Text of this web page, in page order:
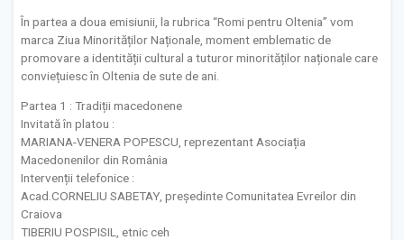
În partea a doua emisiunii, la rubrica “Romi pentru Oltenia” vom
marca Ziua Minorităților Naționale, moment emblematic de
promovare a identității cultural a tuturor minorităților naționale care
conviețuiesc în Oltenia de sute de ani.
Partea 1 : Tradiții macedonene
Invitată în platou :
MARIANA-VENERA POPESCU, reprezentant Asociația
Macedonenilor din România
Intervenții telefonice :
Acad.CORNELIU SABETAY, președinte Comunitatea Evreilor din
Craiova
TIBERIU POSPISIL, etnic ceh